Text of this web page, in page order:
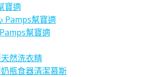
寶適
Pamps幫寶適
幫寶適
然洗衣精
瓶食器清潔慕斯